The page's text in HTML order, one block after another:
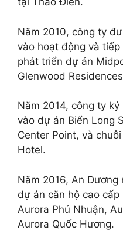
Năm 2010, công ty
vào hoạt động và
phát triển dự án
Glenwood
Năm 2014, công ty
vào dự án Biển Long
Center Point, và
Hotel.
Năm 2016, An
dự án căn hộ cao cấp
Aurora Phú Nhuận,
Aurora Quốc Hương.